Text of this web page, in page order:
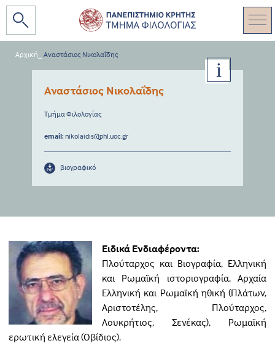
Αρχική Αναστάσιος Νικολαΐδης
Ειδικά Ενδιαφέροντα:
Πλούταρχος και Βιογραφία, Ελληνική
και Ρωμαϊκή ιστοριογραφία, Αρχαία
Ελληνική και Ρωμαϊκή ηθική (Πλάτων,
Αριστοτέλης, Πλούταρχος,
Λουκρήτιος, Σενέκας), Ρωμαϊκή
ερωτική ελεγεία (Οβίδιος).
Αναστάσιος Νικολαΐδης
Τμήμα Φιλολογίας
email: nikolaidis@phl.uoc.gr
βιογραφικό